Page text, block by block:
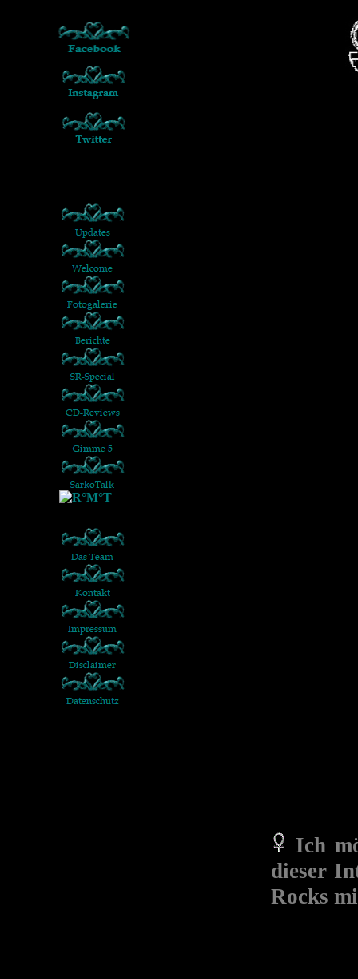
Ich
dieser
Rocks